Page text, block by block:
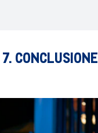
7. CONCLUSIONE